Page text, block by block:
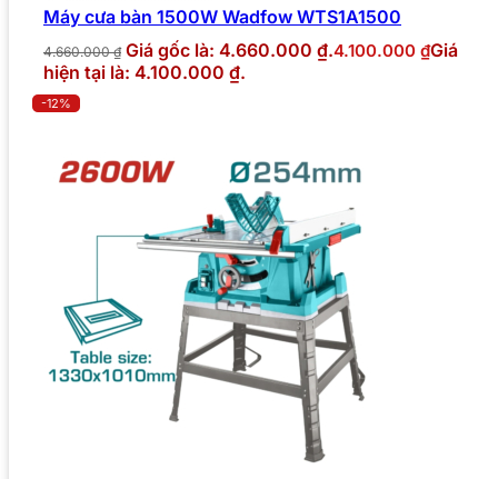
Máy cưa bàn 1500W Wadfow WTS1A1500
4.660.000₫ Giá gốc là: 4.660.000 ₫.4.100.000 ₫Giá
hiện tại là: 4.100.000 ₫.
-12%